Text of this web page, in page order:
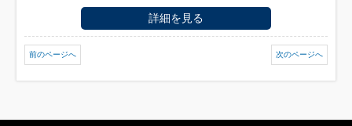
詳細を見る
前のページへ 次のページへ